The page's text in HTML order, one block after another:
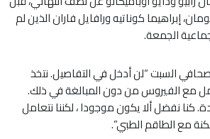
إبراهيما كوناتيه ورافايل فاران الذين لم
الجمعة.
السبت “لن أدخل في التفاصيل. نتخذ
مع الفيروس من دون المبالغة في ذلك.
كنا نفضل ألا يكون موجودا ، لكننا نتعامل
مع الطاقم الطبي”.